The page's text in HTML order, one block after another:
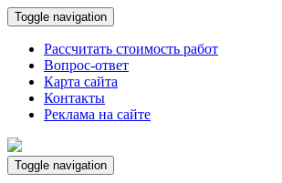
Toggle navigation
Рассчитать стоимость работ
Вопрос-ответ
Карта сайта
Контакты
Реклама на сайте
Toggle navigation